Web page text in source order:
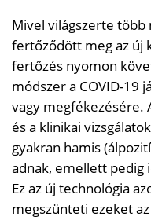
Mivel világszerte
fertőződött meg az új
fertőzés nyomon
módszer a COVID-19
vagy megfékezésére.
és a klinikai
gyakran hamis
adnak, emellett pedig
Ez az új technológia
megszünteti ezeket